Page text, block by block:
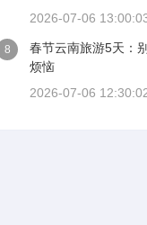
2026-07-06
8
春节云南旅游5天：
烦恼
2026-07-06